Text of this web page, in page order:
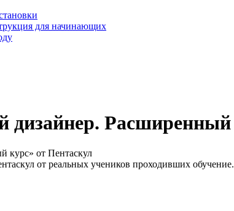
для начинающих
дизайнер. Расширенный
курс» от Пентаскул
от реальных учеников проходивших обучение.